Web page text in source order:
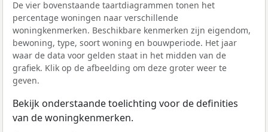
De vier bovenstaande taartdiagrammen tonen het
percentage woningen naar verschillende
woningkenmerken. Beschikbare kenmerken zijn eigendom,
bewoning, type, soort woning en bouwperiode. Het jaar
waar de data voor gelden staat in het midden van de
grafiek. Klik op de afbeelding om deze groter weer te
geven.
Bekijk onderstaande toelichting voor de definities
van de woningkenmerken.